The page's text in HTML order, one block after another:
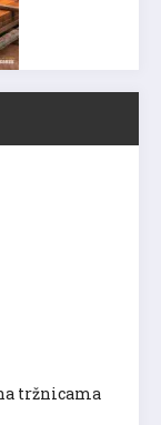
tržnicama